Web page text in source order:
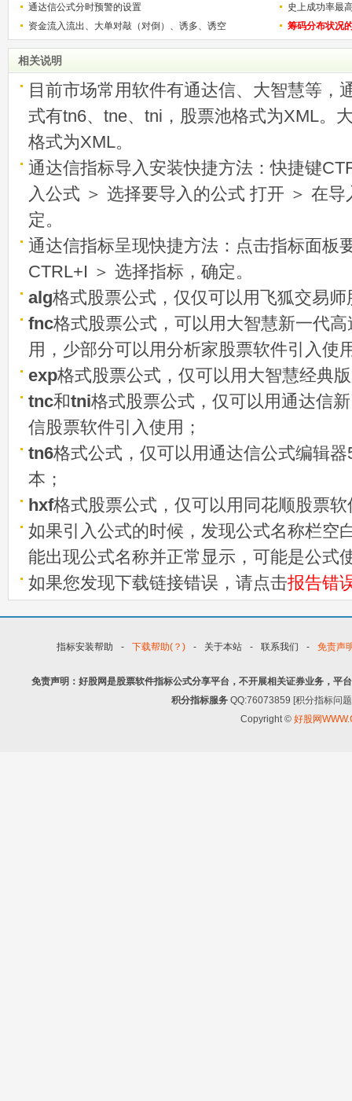
通达信公式分时预警的设置
史上成功率最
称选股法宝！
资金流入流出、大单对敲（对倒）、诱多、诱空 筹码分布状况
相关说明
目前市场常用软件有通达信、大智慧等，
式有tn6、tne、tni，股票池格式为XML。
格式为XML。
通达信指标导入安装快捷方法：快捷键
入公式 ＞ 选择要导入的公式 打开 ＞ 在
定。
通达信指标呈现快捷方法：点击指标面板
CTRL+I ＞ 选择指标，确定。
alg格式股票公式，仅仅可以用飞狐交易
fnc格式股票公式，可以用大智慧新一代
用，少部分可以用分析家股票软件引入使
exp格式股票公式，仅可以用大智慧经典
tnc和tni格式股票公式，仅可以用通达信
信股票软件引入使用；
tn6格式公式，仅可以用通达信公式编辑
本；
hxf格式股票公式，仅可以用同花顺股票
如果引入公式的时候，发现公式名称栏空
能出现公式名称并正常显示，可能是公式
如果您发现下载链接错误，请点击报告错
指标安装帮助 - 下载帮助(？) - 关于本站 - 联系我们 - 免责声
免责声明：好股网是股票软件指标公式分享平台，不开展相关证券业务，平
积分指标服务 QQ:76073859 [积分指标问
Copyright © 好股网